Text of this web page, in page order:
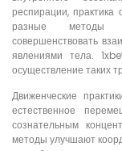
респирации, практика
разные методы
совершенствовать
явлениями тела.
осуществление таких
Движенческие
естественное
сознательным
методы улучшают